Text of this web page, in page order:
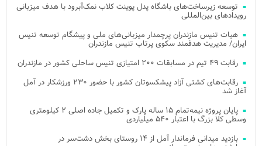
توسعه زیرساخت‌های باشگاه پدل پوینت کلاب نمک‌آبرود با هدف میزبانی
رویدادهای بین‌المللی
هیات تنیس مازندران پرچمدار میزبانی‌های ملی و پیشگام توسعه تنیس
ایران/ مدیریت هدفمند سکوی پرتاب تنیس مازندران
رقابت ۴۹ تیم در مسابقات ۲۰۰ امتیازی تنیس ساحلی کشور در مازندران
رقابت‌های کشتی آزاد پیشکسوتان کشور با حضور ۲۳۰ ورزشکار در آمل
آغاز شد
پایان پروژه نیمه‌تمام ۱۵ ساله پارک و تکمیل جاده اصلی ۲ کیلومتری
وسطی کلا بزرگ با اعتبار ۵۴۰ میلیاردی
بازدید میدانی فرماندار آمل از ۱۴ روستای بخش دشت‌سر در